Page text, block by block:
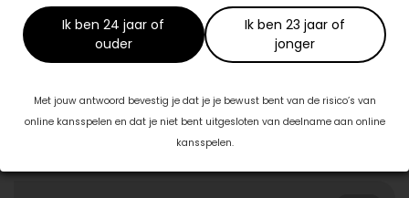
Ik ben 24 jaar of
ouder
Ik ben 23 jaar of
jonger
Met jouw antwoord bevestig je dat je je bewust bent van de risico’s van
online kansspelen en dat je niet bent uitgesloten van deelname aan online
kansspelen.
Dit artikel is tot stand gekomen in samenwerking met:
Farm de Beauty
Specialisten in jouw buurt